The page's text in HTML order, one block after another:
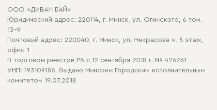
Политика конфиденциальности
Политика в отношении обработки cookie
ООО «ДИВАН БАЙ»
Юридический адрес: 220114, г. Минск, ул. Огинского, 6 пом.
13-9
Почтовый адрес: 220040, г. Минск, ул. Некрасова 4, 5 этаж,
офис 1
В торговом реестре РБ с 12 сентября 2018 г. № 426261
УНП: 193109186, Выдано Минским Городским исполнительным
комитетом 19.07.2018